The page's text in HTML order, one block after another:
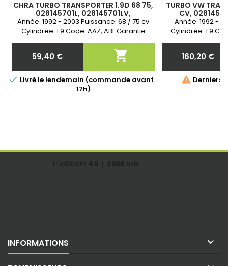
CHRA TURBO TRANSPORTER 1.9D 68 75,
028145701L, 028145701LV,
028145701LX, 454064-2, 454064-1
Année: 1992 - 2003 Puissance: 68 / 75 cv
Cylindrée: 1.9 Code: AAZ, ABL Garantie
Prix
59,40 € 
 Livré le lendemain (commande avant
17h)
TURBO VW
CV,
454064-1,
454064-
Année: 1992 -
Cylindrée: 1.9
Prix
160,20 €
 Derniers
INFORMATIONS 